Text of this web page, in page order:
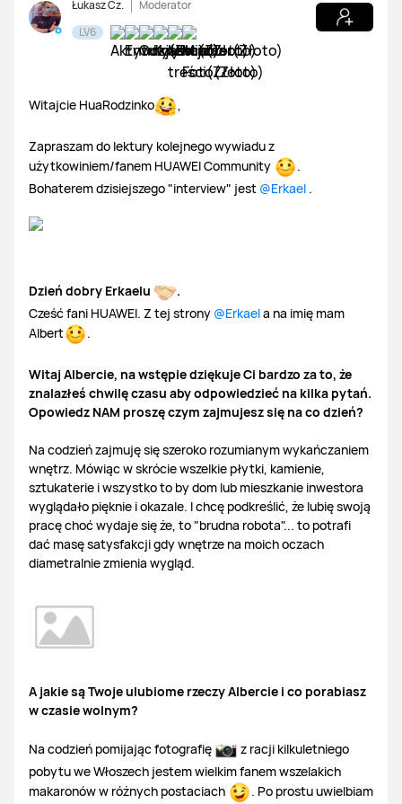
Usługi i wsparcie
Łukasz Cz.
Moderator
LV6
Witajcie HuaRodzinko
Zapraszam do lektury kolejnego wywiadu z
użytkowiniem/fanem HUAWEI Community
.
Bohaterem dzisiejszego "interview" jest @Erkael .
Dzień dobry Erkaelu
.
Cześć fani HUAWEI. Z tej strony @Erkaela na imię mam
Albert
.
Witaj Albercie, na wstępie dziękuje Ci bardzo za to, że
znalazłeś chwilę czasu aby odpowiedzieć na kilka pytań.
Opowiedz NAM proszę czym zajmujesz się na co dzień?
Na codzień zajmuję się szeroko rozumianym wykańczaniem
wnętrz. Mówiąc w skrócie wszelkie płytki, kamienie,
sztukaterie i wszystko to by dom lub mieszkanie inwestora
wyglądało pięknie i okazale. I chcę podkreślić, że lubię swoją
pracę choć wydaje się że, to "brudna robota"... to potrafi
dać masę satysfakcji gdy wnętrze na moich oczach
diametralnie zmienia wygląd.
A jakie są Twoje ulubiome rzeczy Albercie i co porabiasz
w czasie wolnym?
Na codzień pomijając fotografię
z racji kilkuletniego
pobytu we Włoszech jestem wielkim fanem wszelakich
makaronów w różnych postaciach
. Po prostu uwielbiam